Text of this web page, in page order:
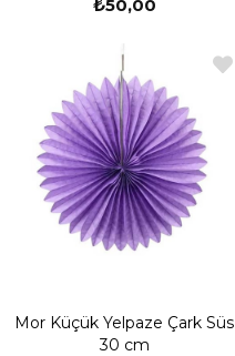
₺50,00
Mor Küçük Yelpaze Çark Süs
30 cm